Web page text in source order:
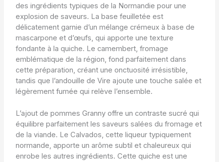
des ingrédients typiques de la Normandie pour une
explosion de saveurs. La base feuilletée est
délicatement garnie d’un mélange crémeux à base de
mascarpone et d’œufs, qui apporte une texture
fondante à la quiche. Le camembert, fromage
emblématique de la région, fond parfaitement dans
cette préparation, créant une onctuosité irrésistible,
tandis que l’andouille de Vire ajoute une touche salée et
légèrement fumée qui relève l’ensemble.
L’ajout de pommes Granny offre un contraste sucré qui
équilibre parfaitement les saveurs salées du fromage et
de la viande. Le Calvados, cette liqueur typiquement
normande, apporte un arôme subtil et chaleureux qui
enrobe les autres ingrédients. Cette quiche est une